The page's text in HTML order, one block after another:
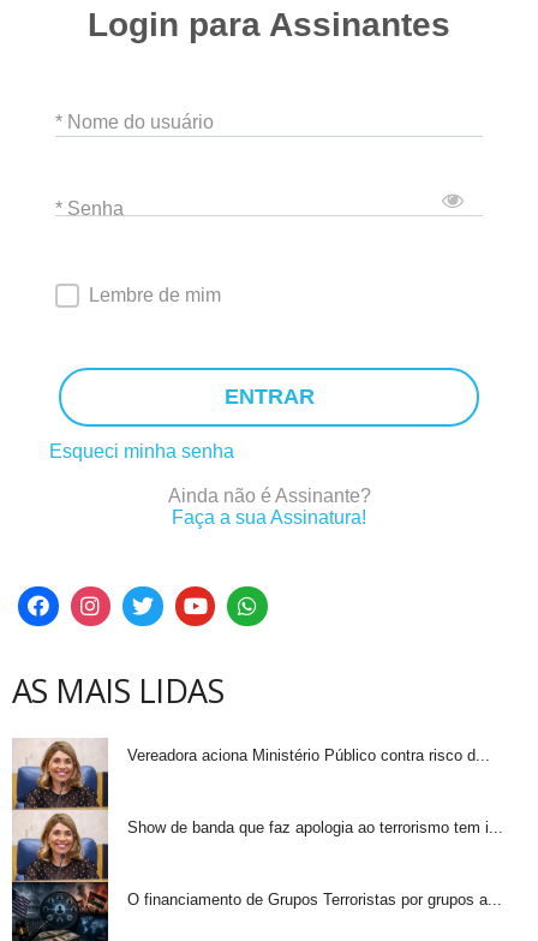
Login para Assinantes
* Nome do usuário
* Senha
Lembre de mim
ENTRAR
Esqueci minha senha
Ainda não é Assinante?
Faça a sua Assinatura!
AS MAIS LIDAS
Vereadora aciona Ministério Público contra risco d...
Show de banda que faz apologia ao terrorismo tem i...
O financiamento de Grupos Terroristas por grupos a...